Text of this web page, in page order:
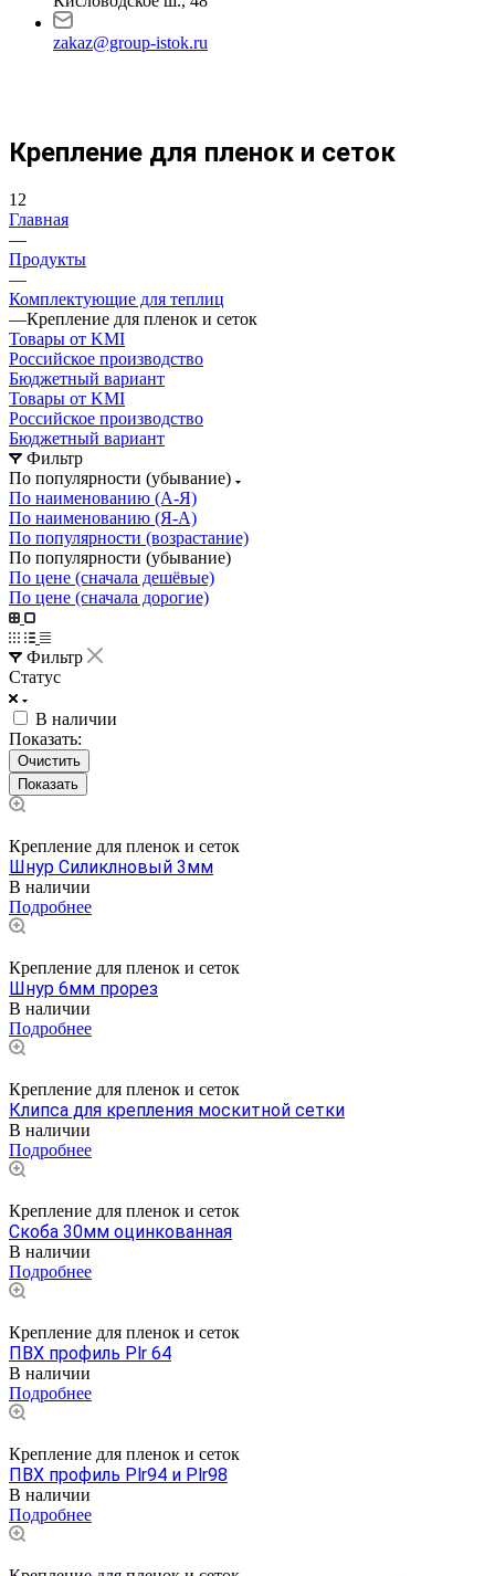
zakaz@group-istok.ru
Крепление для пленок и сеток
12
Главная
—
Продукты
—
Комплектующие для теплиц
—Крепление для пленок и сеток
Товары от KMI
Российское производство
Бюджетный вариант
Товары от KMI
Российское производство
Бюджетный вариант
Фильтр
По популярности (убывание)
По наименованию (А-Я)
По наименованию (Я-А)
По популярности (возрастание)
По популярности (убывание)
По цене (сначала дешёвые)
По цене (сначала дорогие)
Фильтр
Статус
В наличии
Показать:
Очистить
Крепление для пленок и сеток
Шнур Силиклновый 3мм
В наличии
Подробнее
Крепление для пленок и сеток
Шнур 6мм прорез
В наличии
Подробнее
Крепление для пленок и сеток
Клипса для крепления москитной сетки
В наличии
Подробнее
Крепление для пленок и сеток
Скоба 30мм оцинкованная
В наличии
Подробнее
Крепление для пленок и сеток
ПВХ профиль Plr 64
В наличии
Подробнее
Крепление для пленок и сеток
ПВХ профиль Plr94 и Plr98
В наличии
Подробнее